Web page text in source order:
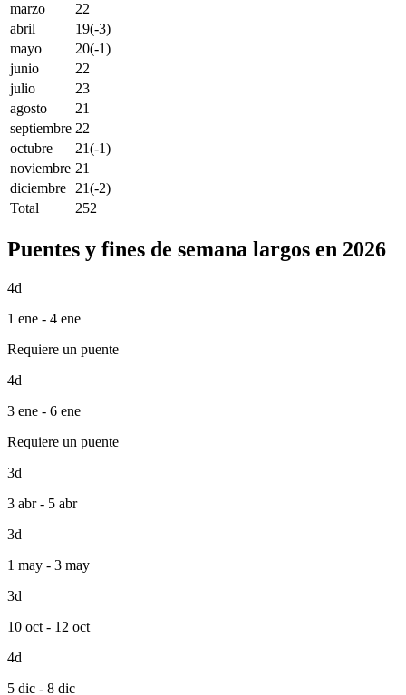
marzo
22
abril
19(-3)
mayo
20(-1)
junio
22
julio
23
agosto
21
septiembre 22
octubre
21(-1)
noviembre 21
diciembre
21(-2)
Total
252
Puentes y fines de semana largos en 2026
4d
1 ene - 4 ene
Requiere un puente
4d
3 ene - 6 ene
Requiere un puente
3d
3 abr - 5 abr
3d
1 may - 3 may
3d
10 oct - 12 oct
4d
5 dic - 8 dic